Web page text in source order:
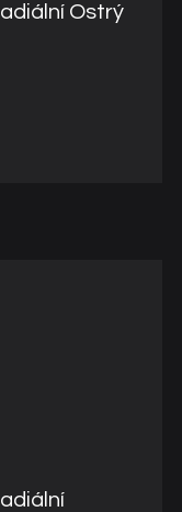
Ostrý